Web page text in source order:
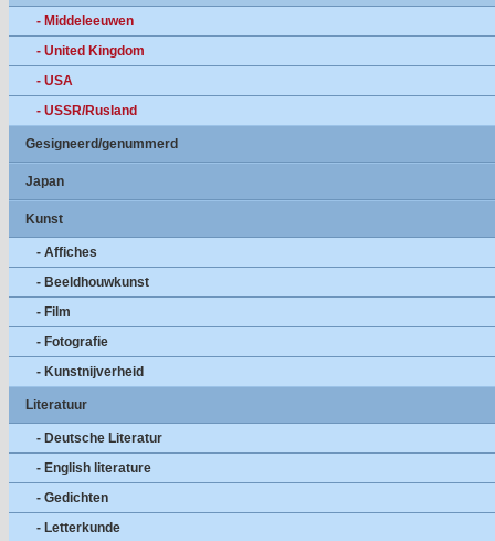
- Middeleeuwen
- United Kingdom
- USA
- USSR/Rusland
Gesigneerd/genummerd
Japan
Kunst
- Affiches
- Beeldhouwkunst
- Film
- Fotografie
- Kunstnijverheid
Literatuur
- Deutsche Literatur
- English literature
- Gedichten
- Letterkunde